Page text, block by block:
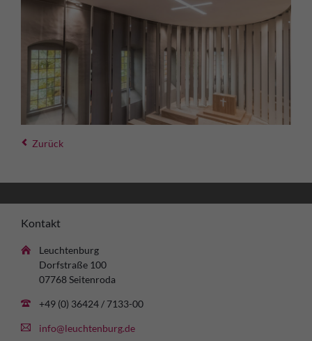
Zurück
Kontakt
Leuchtenburg
Dorfstraße 100
07768 Seitenroda
+49 (0) 36424 / 7133-00
info@leuchtenburg.de